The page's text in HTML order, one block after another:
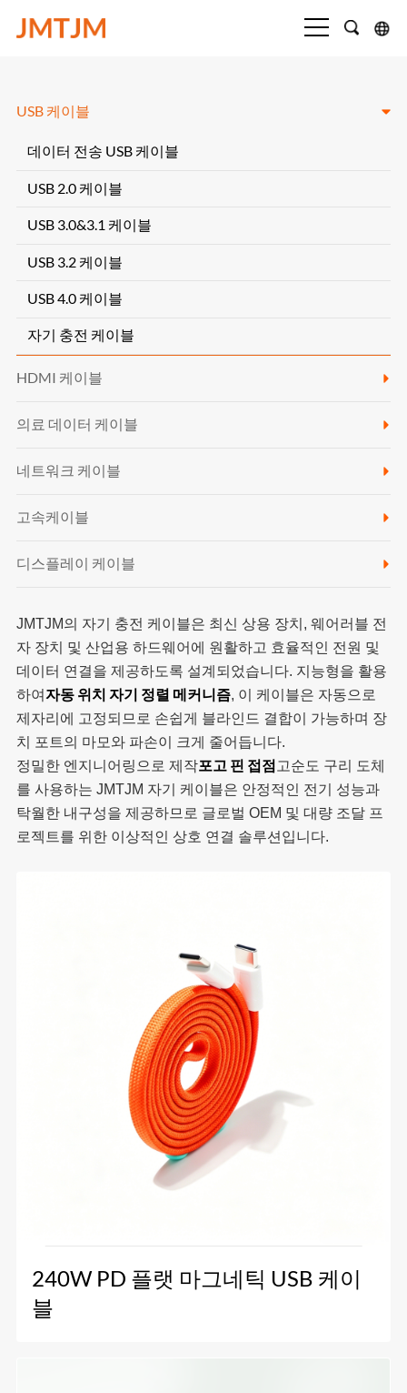
USB 케이블
데이터 전송 USB 케이블
USB 2.0 케이블
USB 3.0&3.1 케이블
USB 3.2 케이블
USB 4.0 케이블
자기 충전 케이블
HDMI 케이블
의료 데이터 케이블
네트워크 케이블
고속케이블
디스플레이 케이블
JMTJM의 자기 충전 케이블은 최신 상용 장치, 웨어러블 전
자 장치 및 산업용 하드웨어에 원활하고 효율적인 전원 및
데이터 연결을 제공하도록 설계되었습니다. 지능형을 활용
하여자동 위치 자기 정렬 메커니즘, 이 케이블은 자동으로
제자리에 고정되므로 손쉽게 블라인드 결합이 가능하며 장
치 포트의 마모와 파손이 크게 줄어듭니다.
정밀한 엔지니어링으로 제작포고 핀 접점고순도 구리 도체
를 사용하는 JMTJM 자기 케이블은 안정적인 전기 성능과
탁월한 내구성을 제공하므로 글로벌 OEM 및 대량 조달 프
로젝트를 위한 이상적인 상호 연결 솔루션입니다.
240W PD 플랫 마그네틱 USB 케이
블